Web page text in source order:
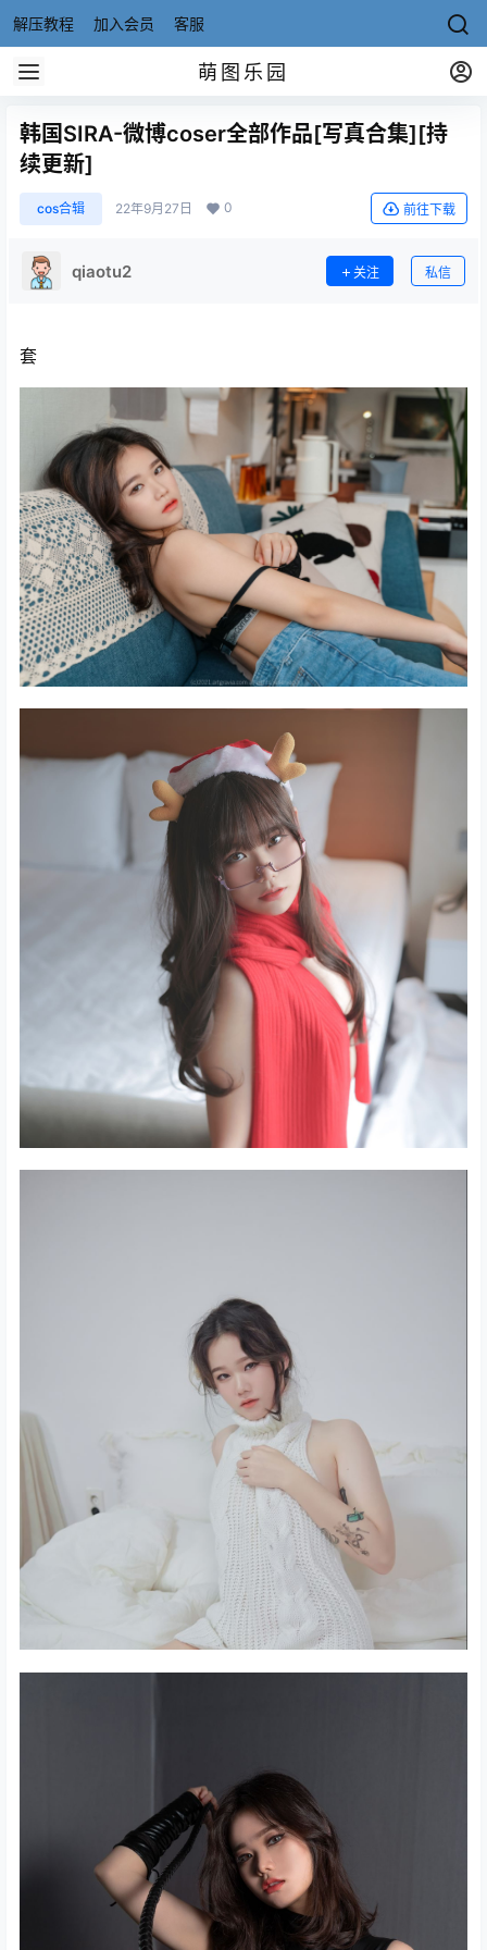
解压教程 加入会员 客服
萌图乐园
韩国SIRA-微博coser全部作品[写真合集][持
续更新]
cos合辑 22年9月27日 0 前往下载
qiaotu2 关注 私信
套